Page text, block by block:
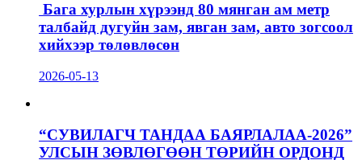
Бага хурлын хүрээнд 80 мянган ам метр
талбайд дугуйн зам, явган зам, авто зогсоол
хийхээр төлөвлөсөн
2026-05-13
“СУВИЛАГЧ ТАНДАА БАЯРЛАЛАА-2026”
УЛСЫН ЗӨВЛӨГӨӨН ТӨРИЙН ОРДОНД